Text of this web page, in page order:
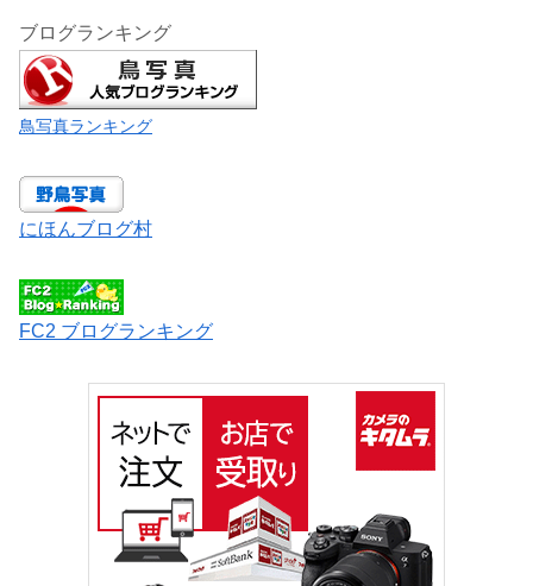
ブログランキング
鳥写真ランキング
にほんブログ村
FC2 ブログランキング